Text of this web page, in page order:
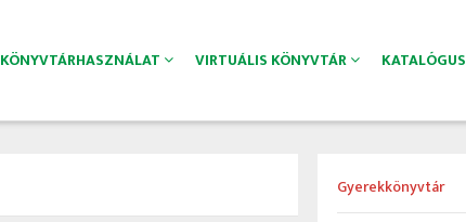
KÖNYVTÁRHASZNÁLAT VIRTUÁLIS KÖNYVTÁR KATALÓGUS
Gyerekkönyvtár